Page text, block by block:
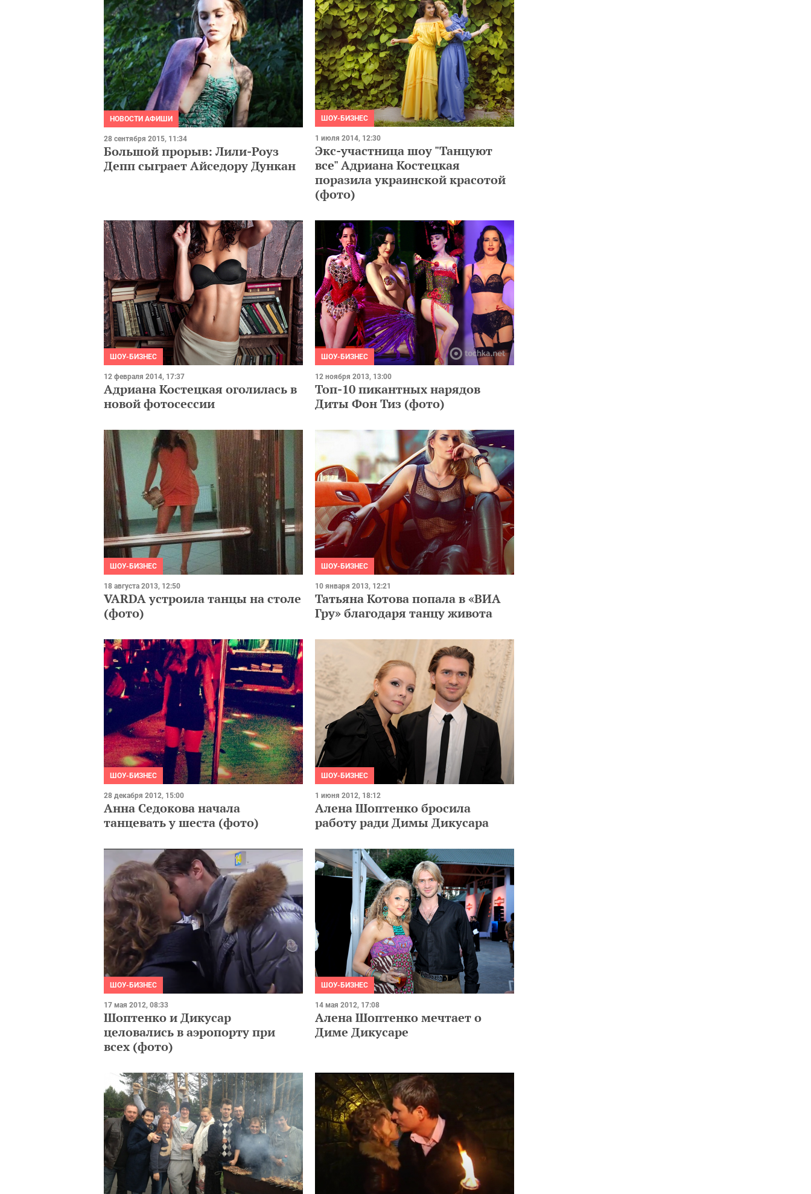
НОВОСТИ АФИШИ
28 сентября 2015, 11:34
Большой прорыв: Лили-Роуз
Депп сыграет Айседору Дункан
ШОУ-БИЗНЕС
1 июля 2014, 12:30
Экс-участница шоу "Танцуют
все" Адриана Костецкая
поразила украинской красотой
(фото)
ШОУ-БИЗНЕС
12 февраля 2014, 17:37
Адриана Костецкая оголилась в
новой фотосессии
ШОУ-БИЗНЕС
12 ноября 2013, 13:00
Топ-10 пикантных нарядов
Диты Фон Тиз (фото)
ШОУ-БИЗНЕС
18 августа 2013, 12:50
VARDA устроила танцы на столе
(фото)
ШОУ-БИЗНЕС
10 января 2013, 12:21
Татьяна Котова попала в «ВИА
Гру» благодаря танцу живота
ШОУ-БИЗНЕС
28 декабря 2012, 15:00
Анна Седокова начала
танцевать у шеста (фото)
ШОУ-БИЗНЕС
1 июня 2012, 18:12
Алена Шоптенко бросила
работу ради Димы Дикусара
ШОУ-БИЗНЕС
17 мая 2012, 08:33
Шоптенко и Дикусар
целовались в аэропорту при
всех (фото)
ШОУ-БИЗНЕС
14 мая 2012, 17:08
Алена Шоптенко мечтает о
Диме Дикусаре